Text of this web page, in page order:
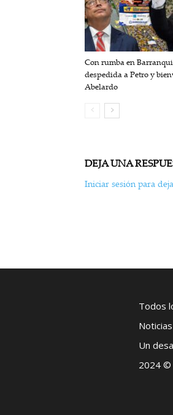
Con rumba en
despedida a Petro y
Abelardo
DEJA UNA
Iniciar sesión para
Todos
Un
2024 ©